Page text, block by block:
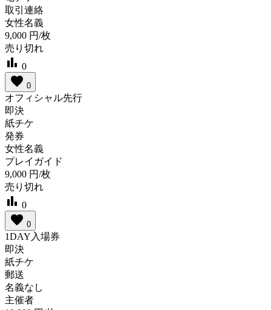
取引連絡
女性名義
9,000 円/枚
売り切れ
bar_chart 0
favorite 0
オフィシャル先行
即決
紙チケ
発券
女性名義
プレイガイド
9,000 円/枚
売り切れ
bar_chart 0
favorite 0
1DAY入場券
即決
紙チケ
郵送
名義なし
主催者